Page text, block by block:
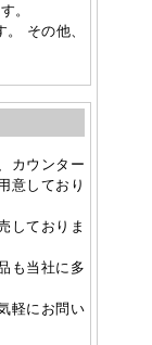
。
その他、
カウンター
意しており
しておりま
も当社に多
軽にお問い